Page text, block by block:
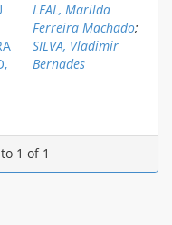
LEAL, Marilda
Ferreira Machado;
SILVA, Vladimir
Bernades
1 of 1